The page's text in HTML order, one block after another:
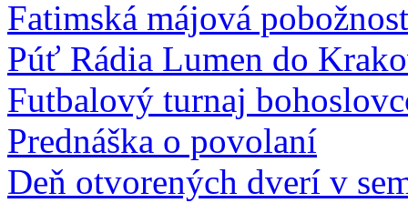
Fatimská májová
Púť Rádia Lumen do
Futbalový turnaj
Prednáška o povolaní
Deň otvorených dverí v